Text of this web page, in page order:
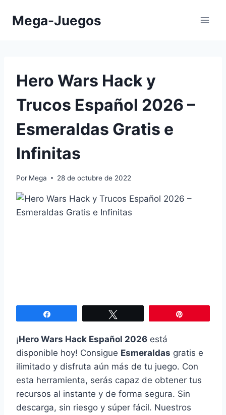
Mega-Juegos
Hero Wars Hack y
Trucos Español 2026 –
Esmeraldas Gratis e
Infinitas
Por Mega 28 de octubre de 2022
¡Hero Wars Hack Español 2026 está
disponible hoy! Consigue Esmeraldas gratis e
ilimitado y disfruta aún más de tu juego. Con
esta herramienta, serás capaz de obtener tus
recursos al instante y de forma segura. Sin
descarga, sin riesgo y súper fácil. Nuestros